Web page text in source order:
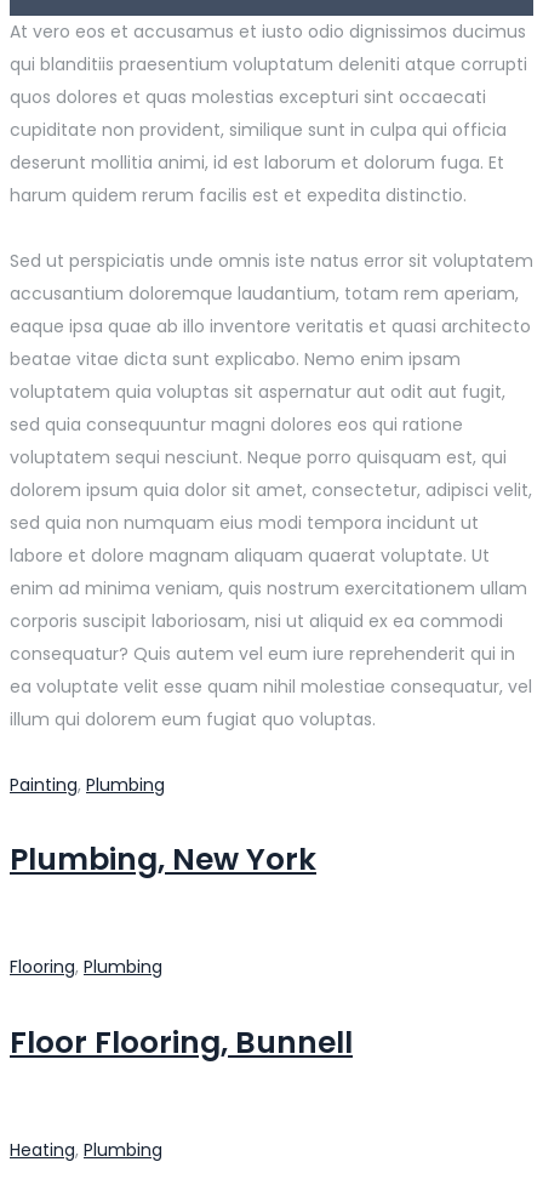
At vero eos et accusamus et iusto odio dignissimos ducimus
qui blanditiis praesentium voluptatum deleniti atque corrupti
quos dolores et quas molestias excepturi sint occaecati
cupiditate non provident, similique sunt in culpa qui officia
deserunt mollitia animi, id est laborum et dolorum fuga. Et
harum quidem rerum facilis est et expedita distinctio.
Sed ut perspiciatis unde omnis iste natus error sit voluptatem
accusantium doloremque laudantium, totam rem aperiam,
eaque ipsa quae ab illo inventore veritatis et quasi architecto
beatae vitae dicta sunt explicabo. Nemo enim ipsam
voluptatem quia voluptas sit aspernatur aut odit aut fugit,
sed quia consequuntur magni dolores eos qui ratione
voluptatem sequi nesciunt. Neque porro quisquam est, qui
dolorem ipsum quia dolor sit amet, consectetur, adipisci velit,
sed quia non numquam eius modi tempora incidunt ut
labore et dolore magnam aliquam quaerat voluptate. Ut
enim ad minima veniam, quis nostrum exercitationem ullam
corporis suscipit laboriosam, nisi ut aliquid ex ea commodi
consequatur? Quis autem vel eum iure reprehenderit qui in
ea voluptate velit esse quam nihil molestiae consequatur, vel
illum qui dolorem eum fugiat quo voluptas.
Painting, Plumbing
Plumbing, New York
Flooring, Plumbing
Floor Flooring, Bunnell
Heating, Plumbing